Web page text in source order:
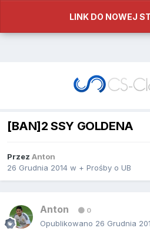
LINK DO NOWEJ
[BAN]2 SSY GOLDENA
Przez Anton
26 Grudnia 2014 w + Prośby o UB
Anton 0
Opublikowano 26 Grudnia